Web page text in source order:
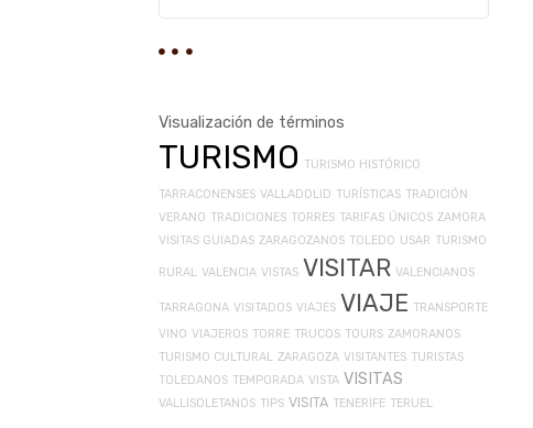
Visualización de términos
TURISMO TURISMO HISTÓRICO
TARRACONENSES VALLADOLID TURÍSTICAS TRADICIÓN
VERANO TRADICIONES TORRES TARIFAS ÚNICOS ZAMORA
VISITAS GUIADAS ZARAGOZANOS TOLEDO USAR TURISMO
RURAL VALENCIA VISTAS VISITAR VALENCIANOS
TARRAGONA VISITADOS VIAJES VIAJE TRANSPORTE
VINO VIAJEROS TORRE TRUCOS TOURS ZAMORANOS
TURISMO CULTURAL ZARAGOZA VISITANTES TURISTAS
TOLEDANOS TEMPORADA VISTA VISITAS
VALLISOLETANOS TIPS VISITA TENERIFE TERUEL